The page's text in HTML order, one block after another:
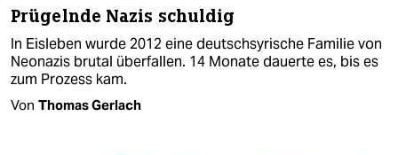
Prügelnde Nazis schuldig
In Eisleben wurde 2012 eine deutschsyrische Familie von
Neonazis brutal überfallen. 14 Monate dauerte es, bis es
zum Prozess kam.
Von Thomas Gerlach